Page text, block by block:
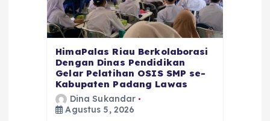
HimaPalas Riau Berkolaborasi
Dengan Dinas Pendidikan
Gelar Pelatihan OSIS SMP se-
Kabupaten Padang Lawas
Dina Sukandar
Agustus 5, 2026